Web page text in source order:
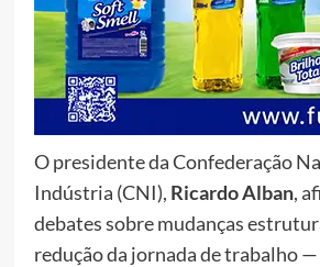
O presidente da Confederação
Indústria (CNI), Ricardo Alban,
debates sobre mudanças
redução da jornada de trabalho